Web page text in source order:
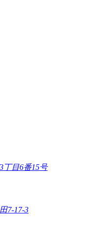
丁目6番15号
7-17-3